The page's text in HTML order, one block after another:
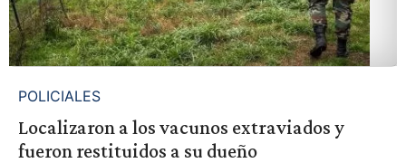
POLICIALES
Localizaron a los vacunos extraviados y
fueron restituidos a su dueño